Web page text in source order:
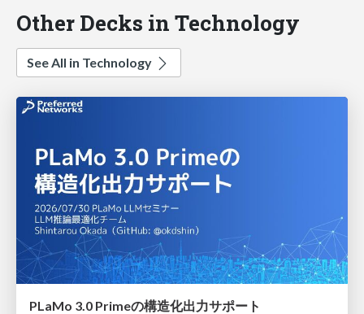
Other Decks in Technology
See All in Technology
PLaMo 3.0 Primeの構造化出力サポート